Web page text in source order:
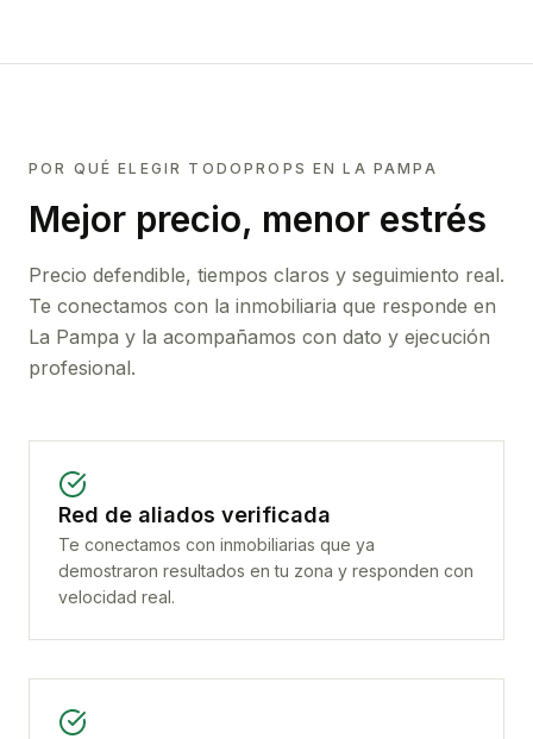
POR QUÉ ELEGIR TODOPROPS ENLA PAMPA
Mejor precio, menor estrés
Precio defendible, tiempos claros y seguimiento real.
Te conectamos con la inmobiliaria que responde en
La Pampa y la acompañamos con dato y ejecución
profesional.
Red de aliados verificada
Te conectamos con inmobiliarias que ya
demostraron resultados en tu zona y responden con
velocidad real.